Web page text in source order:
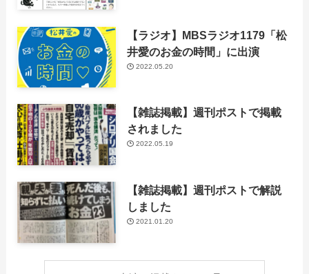
【ラジオ】MBSラジオ1179「松
井愛のお金の時間」に出演
2022.05.20
【雑誌掲載】週刊ポストで掲載
されました
2022.05.19
【雑誌掲載】週刊ポストで解説
しました
2021.01.20